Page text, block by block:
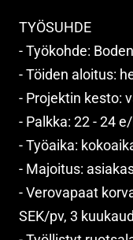
TYÖSUHDE
- Työkohde:
- Töiden aloitus:
- Projektin kesto:
- Palkka: 22 - 24
- Työaika:
- Majoitus:
- Verovapaat
SEK/pv, 3